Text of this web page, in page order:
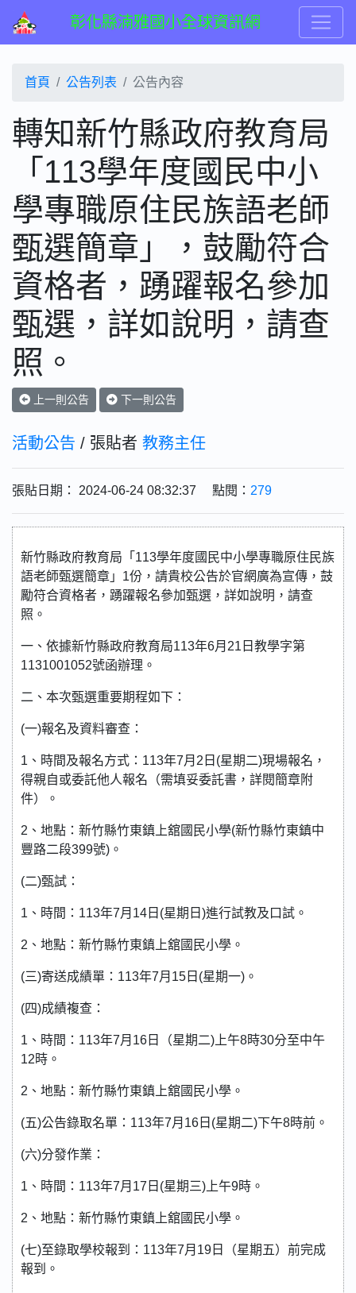
彰化縣湳雅國小全球資訊網
首頁 公告列表 公告內容
轉知新竹縣政府教育局
「113學年度國民中小
學專職原住民族語老師
甄選簡章」，鼓勵符合
資格者，踴躍報名參加
甄選，詳如說明，請查
照。
上一則公告 下一則公告
活動公告 / 張貼者 教務主任
張貼日期： 2024-06-24 08:32:37 點閱： 279
新竹縣政府教育局「113學年度國民中小學專職原住民族
語老師甄選簡章」1份，請貴校公告於官網廣為宣傳，鼓
勵符合資格者，踴躍報名參加甄選，詳如說明，請查
照。
一、依據新竹縣政府教育局113年6月21日教學字第
1131001052號函辦理。
二、本次甄選重要期程如下：
(一)報名及資料審查：
1、時間及報名方式：113年7月2日(星期二)現場報名，
得親自或委託他人報名（需填妥委託書，詳閱簡章附
件）。
2、地點：新竹縣竹東鎮上舘國民小學(新竹縣竹東鎮中
豐路二段399號)。
(二)甄試：
1、時間：113年7月14日(星期日)進行試教及口試。
2、地點：新竹縣竹東鎮上舘國民小學。
(三)寄送成績單：113年7月15日(星期一)。
(四)成績複查：
1、時間：113年7月16日（星期二)上午8時30分至中午
12時。
2、地點：新竹縣竹東鎮上舘國民小學。
(五)公告錄取名單：113年7月16日(星期二)下午8時前。
(六)分發作業：
1、時間：113年7月17日(星期三)上午9時。
2、地點：新竹縣竹東鎮上舘國民小學。
(七)至錄取學校報到：113年7月19日（星期五）前完成
報到。